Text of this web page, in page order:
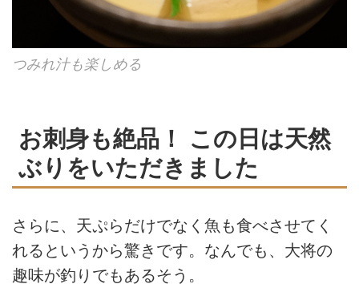
つみれ汁も楽しめる
お刺身も絶品！ この日は天然
ぶりをいただきました
さらに、天ぷらだけでなく魚も食べさせてく
れるというから驚きです。なんでも、大将の
趣味が釣りでもあるそう。